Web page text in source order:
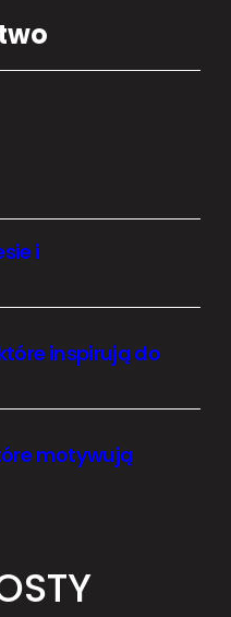
i
inspirują do
motywują